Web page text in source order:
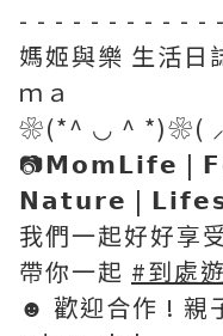
- - - - - - - - - - -
媽姬與樂 生活日
ｍａ
❀(*^ ◡ ^ *)❀(
📷𝗠𝗼𝗺𝗟𝗶𝗳𝗲 |
𝗡𝗮𝘁𝘂𝗿𝗲 |
我們一起好好享
帶你一起 #到處
☻︎ 歡迎合作 ! 親